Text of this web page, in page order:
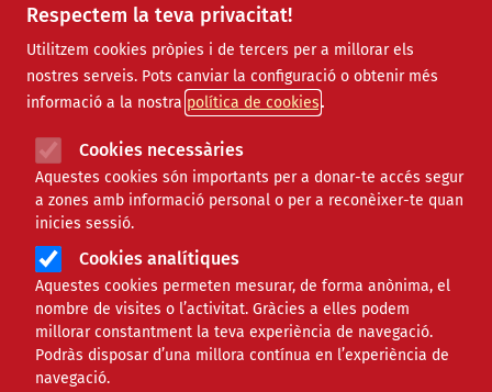
Respectem la teva privacitat!
Utilitzem cookies pròpies i de tercers per a millorar els
nostres serveis. Pots canviar la configuració o obtenir més
informació a la nostra política de cookies
Cookies necessàries
Aquestes cookies són importants per a donar-te accés segur
a zones amb informació personal o per a reconèixer-te quan
inicies sessió.
Cookies analítiques
Aquestes cookies permeten mesurar, de forma anònima, el
nombre de visites o l’activitat. Gràcies a elles podem
millorar constantment la teva experiència de navegació.
Podràs disposar d’una millora contínua en l’experiència de
navegació.
Notícies
Totes | Ambiental | Comunitari | Cultural | Social
|
Internacional | Projectes | Jurídic | Tecnològic
Formació